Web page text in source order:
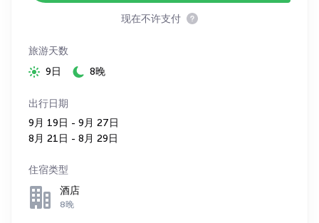
现在不许支付
旅游天数
9日
8晚
出行日期
9月 19日 - 9月 27日
8月 21日 - 8月 29日
住宿类型
酒店
8晚